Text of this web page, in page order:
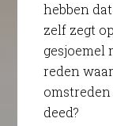
hebben
zelf zegt
gesjoemel
reden
deed?